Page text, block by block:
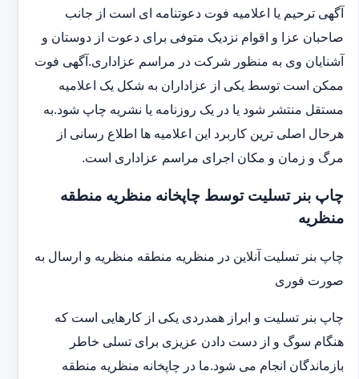
آگهی ترحیم یا اعلامیه فوت دعوتنامه ای است از جانب
صاحبان عزا و اقوام نزدیک متوفی برای دعوت از دوستان و
آشنایان وی به منظور شرکت در مراسم عزاداری.آگهی فوت
ممکن است توسط یکی از عزاداران به شکل یک اعلامیه
مستقل منتشر شود یا در یک روزنامه یا نشریه چاپ شود.به
هرحال اصلی ترین کاربرد این اعلامیه ها اطلاع رسانی از
مرگ و زمان و مکان اجرای مراسم عزاداری است.
چاپ بنر تسلیت توسط چاپخانه منظریه منطقه
منظریه
چاپ بنر تسلیت آنلاین در منظریه منطقه منظریه و ارسال به
صورت فوری
چاپ بنر تسلیت و ابراز همدردی یکی از کارهایی است که
هنگام سوگ و از دست دادن عزیزی برای تسلی خاطر
بازماندگان انجام می شود.ما در چاپخانه منظریه منطقه